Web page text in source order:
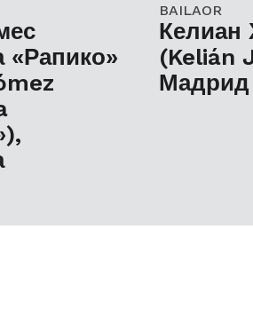
«Рапико»
BAILAOR
Келиан
(Kelián
Мадрид